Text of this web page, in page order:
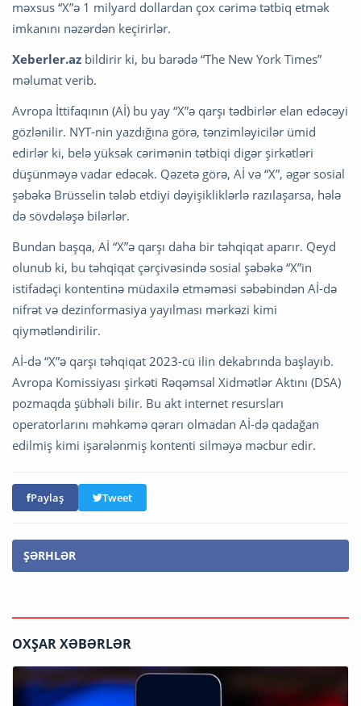
məxsus “X”ə 1 milyard dollardan çox cərimə tətbiq etmək
imkanını nəzərdən keçirirlər.
Xeberler.az bildirir ki, bu barədə “The New York Times”
məlumat verib.
Avropa İttifaqının (Aİ) bu yay “X”ə qarşı tədbirlər elan edəcəyi
gözlənilir. NYT-nin yazdığına görə, tənzimləyicilər ümid
edirlər ki, belə yüksək cərimənin tətbiqi digər şirkətləri
düşünməyə vadar edəcək. Qəzetə görə, Aİ və “X”, əgər sosial
şəbəkə Brüsselin tələb etdiyi dəyişikliklərlə razılaşarsa, hələ
də sövdələşə bilərlər.
Bundan başqa, Aİ “X”ə qarşı daha bir təhqiqat aparır. Qeyd
olunub ki, bu təhqiqat çərçivəsində sosial şəbəkə “X”in
istifadəçi kontentinə müdaxilə etməməsi səbəbindən Aİ-də
nifrət və dezinformasiya yayılması mərkəzi kimi
qiymətləndirilir.
Aİ-də “X”ə qarşı təhqiqat 2023-cü ilin dekabrında başlayıb.
Avropa Komissiyası şirkəti Rəqəmsal Xidmətlər Aktını (DSA)
pozmaqda şübhəli bilir. Bu akt internet resursları
operatorlarını məhkəmə qərarı olmadan Aİ-də qadağan
edilmiş kimi işarələnmiş kontenti silməyə məcbur edir.
Paylaş Tweet
ŞƏRHLƏR
OXŞAR XƏBƏRLƏR